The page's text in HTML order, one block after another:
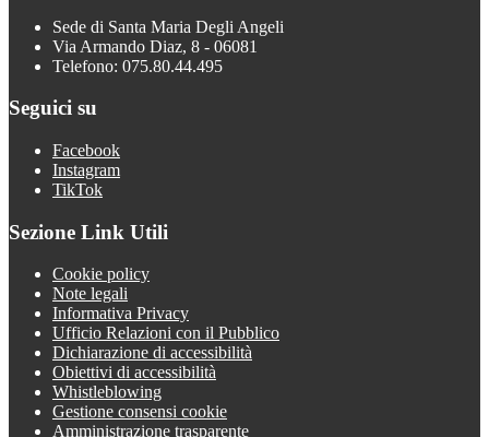
Sede di Santa Maria Degli Angeli
Via Armando Diaz, 8 - 06081
Telefono: 075.80.44.495
Seguici su
Facebook
Instagram
TikTok
Sezione Link Utili
Cookie policy
Note legali
Informativa Privacy
Ufficio Relazioni con il Pubblico
Dichiarazione di accessibilità
Obiettivi di accessibilità
Whistleblowing
Gestione consensi cookie
Amministrazione trasparente